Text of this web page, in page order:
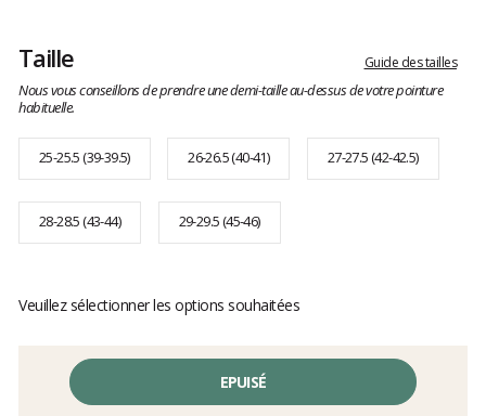
Taille Guide des tailles
Nous vous conseillons de prendre une demi-taille au-dessus de votre pointure
habituelle.
25-25.5 (39-39.5) 26-26.5 (40-41) 27-27.5 (42-42.5)
28-28.5 (43-44) 29-29.5 (45-46)
Veuillez sélectionner les options souhaitées
EPUISÉ